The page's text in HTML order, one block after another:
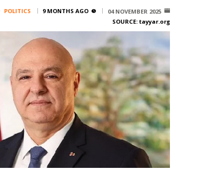
04 NOVEMBER 2025
9 MONTHS AGO
POLITICS
SOURCE: tayyar.org